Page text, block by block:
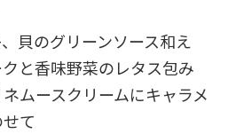
貝のグリーンソース和え
と香味野菜のレタス包み
ムースクリームにキャラメ
て